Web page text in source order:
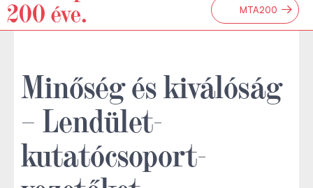
MTA200 →
Minőség és kiválóság
– Lendület-
kutatócsoport-